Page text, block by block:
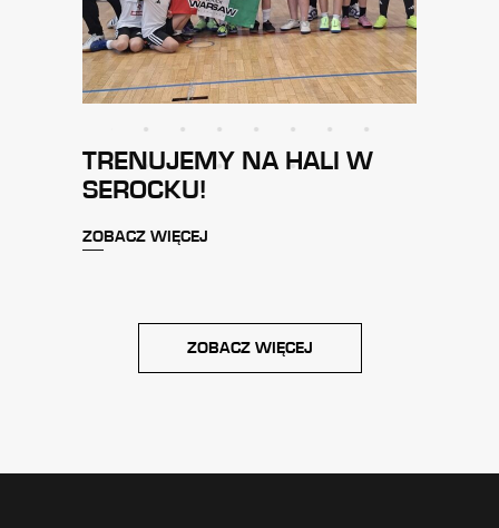
TRENUJEMY NA HALI W
SEROCKU!
ZOBACZ WIĘCEJ
ZOBACZ WIĘCEJ